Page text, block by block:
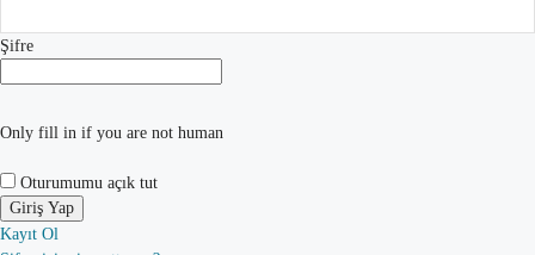
Şifre
Only fill in if you are not human
Oturumumu açık tut
Kayıt Ol